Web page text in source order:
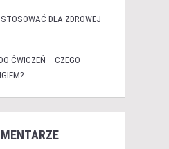
DLA ZDROWEJ
ĆWICZEŃ – CZEGO